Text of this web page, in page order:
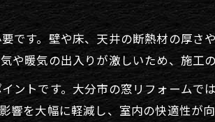
ムで活用できる補助金の最新情報
補助金申請のポイントを徹底解説
ムの補助金対象条件と申請手順
に使える補助金の活用例を紹介
た効果的な窓リフォームの進め方
です。壁や床、天井の断熱材の厚さ
や暖気の出入りが激しいため、施工
ントです。大分市の窓リフォームで
響を大幅に軽減し、室内の快適性が